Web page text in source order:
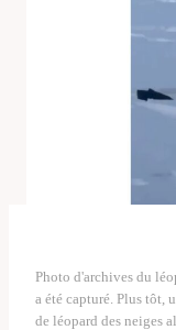
Photo d'archives du
a été capturé. Plus tôt,
de léopard des neiges